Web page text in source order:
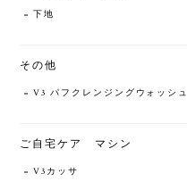
下地
その他
V3 パフクレンジングウォッシュ
ご自宅ケア マシン
V3カッサ